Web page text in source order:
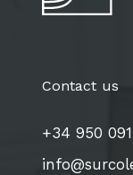
Contact us
+34 950